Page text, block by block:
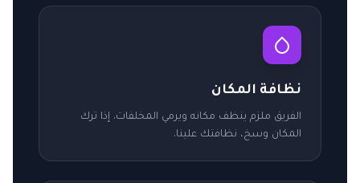
نظافة المكان
الفريق ملزم ينظف مكانه ويرمي المخلفات. إذا ترك
المكان وسخ، نظافتك علينا.